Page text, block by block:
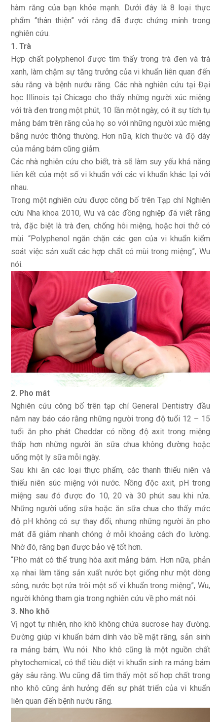
hàm răng của bạn khỏe mạnh. Dưới đây là 8 loại thực
phẩm “thân thiện” với răng đã được chứng minh trong
nghiên cứu.
1. Trà
Hợp chất polyphenol được tìm thấy trong trà đen và trà
xanh, làm chậm sự tăng trưởng của vi khuẩn liên quan đến
sâu răng và bệnh nướu răng. Các nhà nghiên cứu tại Đại
học Illinois tại Chicago cho thấy những người xúc miệng
với trà đen trong một phút, 10 lần một ngày, có ít sự tích tụ
mảng bám trên răng của họ so với những người xúc miệng
bằng nước thông thường. Hơn nữa, kích thước và độ dày
của mảng bám cũng giảm.
Các nhà nghiên cứu cho biết, trà sẽ làm suy yếu khả năng
liên kết của một số vi khuẩn với các vi khuẩn khác lại với
nhau.
Trong một nghiên cứu được công bố trên Tạp chí Nghiên
cứu Nha khoa 2010, Wu và các đồng nghiệp đã viết rằng
trà, đặc biệt là trà đen, chống hôi miệng, hoặc hơi thở có
mùi. “Polyphenol ngăn chặn các gen của vi khuẩn kiểm
soát việc sản xuất các hợp chất có mùi trong miệng”, Wu
nói.
2. Pho mát
Nghiên cứu công bố trên tạp chí General Dentistry đầu
năm nay báo cáo rằng những người trong độ tuổi 12 – 15
tuổi ăn pho phát Cheddar có nồng độ axit trong miệng
thấp hơn những người ăn sữa chua không đường hoặc
uống một ly sữa mỗi ngày.
Sau khi ăn các loại thực phẩm, các thanh thiếu niên và
thiếu niên súc miệng với nước. Nồng độc axit, pH trong
miệng sau đó được đo 10, 20 và 30 phút sau khi rửa.
Những người uống sữa hoặc ăn sữa chua cho thấy mức
độ pH không có sự thay đổi, nhưng những người ăn pho
mát đã giảm nhanh chóng ở mỗi khoảng cách đo lường.
Nhờ đó, răng bạn được bảo vệ tốt hơn.
“Pho mát có thể trung hòa axit mảng bám. Hơn nữa, phản
xạ nhai làm tăng sản xuất nước bọt giống như một dòng
sông, nước bọt rửa trôi một số vi khuẩn trong miệng”, Wu,
người không tham gia trong nghiên cứu về pho mát nói.
3. Nho khô
Vị ngọt tự nhiên, nho khô không chứa sucrose hay đường.
Đường giúp vi khuẩn bám dính vào bề mặt răng, sản sinh
ra mảng bám, Wu nói. Nho khô cũng là một nguồn chất
phytochemical, có thể tiêu diệt vi khuẩn sinh ra mảng bám
gây sâu răng. Wu cũng đã tìm thấy một số hợp chất trong
nho khô cũng ảnh hưởng đến sự phát triển của vi khuẩn
liên quan đến bệnh nướu răng.